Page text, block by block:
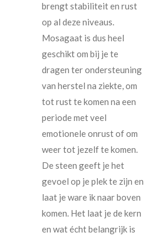
brengt stabiliteit en rust
op al deze niveaus.
Mosagaat is dus heel
geschikt om bij je te
dragen ter ondersteuning
van herstel na ziekte, om
tot rust te komen na een
periode met veel
emotionele onrust of om
weer tot jezelf te komen.
De steen geeft je het
gevoel op je plek te zijn en
laat je ware ik naar boven
komen. Het laat je de kern
en wat écht belangrijk is